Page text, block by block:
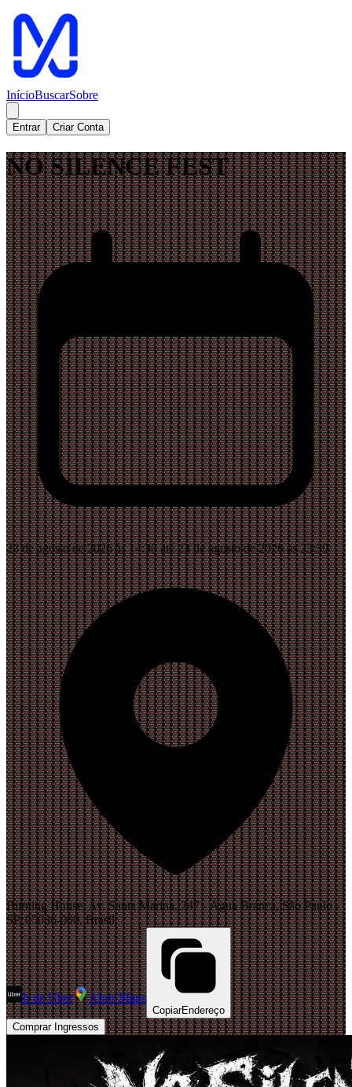
InícioBuscarSobre
Entrar Criar Conta
NO SILENCE FEST
23 de agosto de 2026 às 14:30 até 23 de agosto de 2026 às 23:59
Burning House, Av. Santa Marina, 247 - Água Branca, São Paulo -
SP, 05036-000, Brasil
Ir de Uber Abrir Maps
CopiarEndereço
Comprar Ingressos